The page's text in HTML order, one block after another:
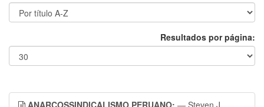
Resultados por página:
ANARCOSSINDICALISMO PERUANO: — Steven J.